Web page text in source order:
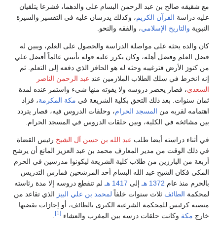
مع شقيقه صالح بن عبد الرحمن البسام على والدهما، فشرعا يتلقيان
عليه دراسة القرآن الكريم، وكذلك يدرسان عليه في التفسير والسيرة
النبوية والتاريخ الإسلامي، والفقه والنحو.
كان والده يحثه على مواصلة الدراسة والحصول على العلم، ويبين له
فضل العلم وفضل أهله، وكان يكرر عليه قوله تأتيني عالماً أفضل علي
من كنوز الأرض فترغيبه وحثه له هو الحافز الذي دفعه إلى التعلم. ثم
إنه انخرط في سلك الطلاب الملازمين عند عبد الرحمن الناصر
السعدي، فصار يحضر دروسه ولا يفوته منها شيء واستمر عنده لمدة
ثمان سنوات. بعد ذلك التحق بكلية الشريعة في مكة المكرمة، فزاد
اهتمامه لقربه من المسجد الحرام، وحلقات الدروس فيه، فصار يتردد
بين مشائخه في الكلية، وبين حلقات الدروس في المسجد الحرام.
في أثناء دراسته أيضا طلب عبد الله بن حسن آل الشيخ رئيس القضاة
في ذلك الوقت من مدير المعارف محمد بن عبد العزيز المانع أن يرشح
أربعة من البارزين من طلاب كلية الشريعة ليكونوا مدرسين في الحرم
المكي فكان الشيخ عبد الله البسام أحد المرشحين فمارس التدريس
بالحرم منذ عام 1372 هـ إلى 1417 هـ
لم تنقطع دروسه إلا مدة رئاسته
لمحكمة الطائف ثلاث سنوات خلفاً لمحمد بن علي البيز الذي تقاعد من
منصبه كرئيس للمحكمة الشرعية الكبرى بالطائف، أو إجازات يقضيها
خارج مكة وكانت حلقات درسه بين المغرب والعشاء [1]